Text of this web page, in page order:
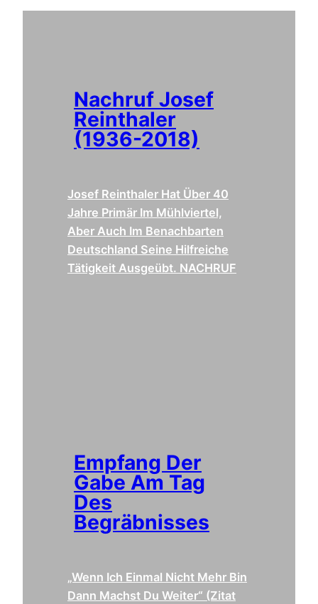
Nachruf Josef
Reinthaler
(1936-2018)
Josef Reinthaler Hat Über 40
Jahre Primär Im Mühlviertel,
Aber Auch Im Benachbarten
Deutschland Seine Hilfreiche
Tätigkeit Ausgeübt. NACHRUF
Empfang Der
Gabe Am Tag
Des
Begräbnisses
„Wenn Ich Einmal Nicht Mehr Bin
Dann Machst Du Weiter“ (Zitat